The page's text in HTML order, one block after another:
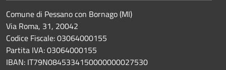
Comune di Pessano con Bornago (MI)
Via Roma, 31, 20042
Codice Fiscale: 03064000155
Partita IVA: 03064000155
IBAN: IT79N0845334150000000027530